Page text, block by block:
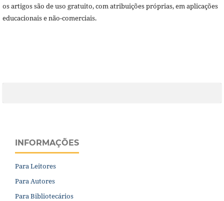
os artigos são de uso gratuito, com atribuições próprias, em aplicações
educacionais e não-comerciais.
INFORMAÇÕES
Para Leitores
Para Autores
Para Bibliotecários